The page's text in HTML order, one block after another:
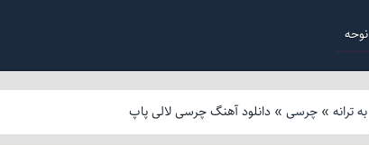
نوحه
به ترانه» چرسی» دانلود آهنگ چرسی لالی پاپ